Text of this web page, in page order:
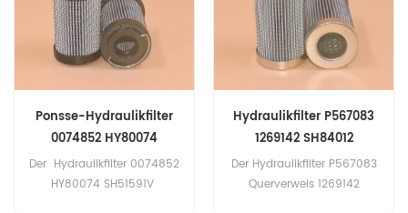
BÜFFEL 6 W STUFE IIIA.
Ponsse-Hydraulikfilter
0074852 HY80074
SH51591V
Der Hydraulikfilter 0074852
HY80074 SH51591V
Hydraulikfilter P567083
1269142 SH84012
PI3105PS10
Der Hydraulikfilter P567083
Querverweis 1269142